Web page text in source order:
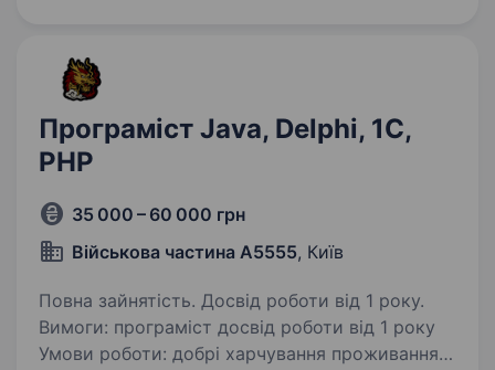
Програміст Java, Delphi, 1С,
PHP
35 000 – 60 000 грн
Військова частина А5555, Київ
Повна зайнятість. Досвід роботи від 1 року.
Вимоги: програміст досвід роботи від 1 року
Умови роботи: добрі харчування проживання